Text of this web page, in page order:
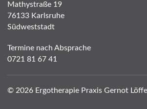
Mathystraße 19
76133 Karlsruhe
Südweststadt
Termine nach Absprache
0721 81 67 41
© 2026 Ergotherapie Praxis Gernot Löffel